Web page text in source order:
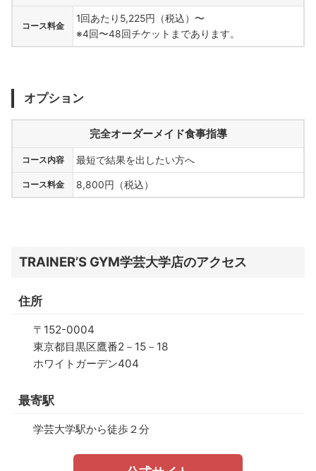
コース料金
1回あたり5,225円（税込）〜
※4回〜48回チケットまであります。
オプション
完全オーダーメイド食事指導
コース内容 最短で結果を出したい方へ
コース料金 8,800円（税込）
TRAINER’S GYM学芸大学店のアクセス
住所
〒152-0004
東京都目黒区鷹番2－15－18
ホワイトガーデン404
最寄駅
学芸大学駅から徒歩２分